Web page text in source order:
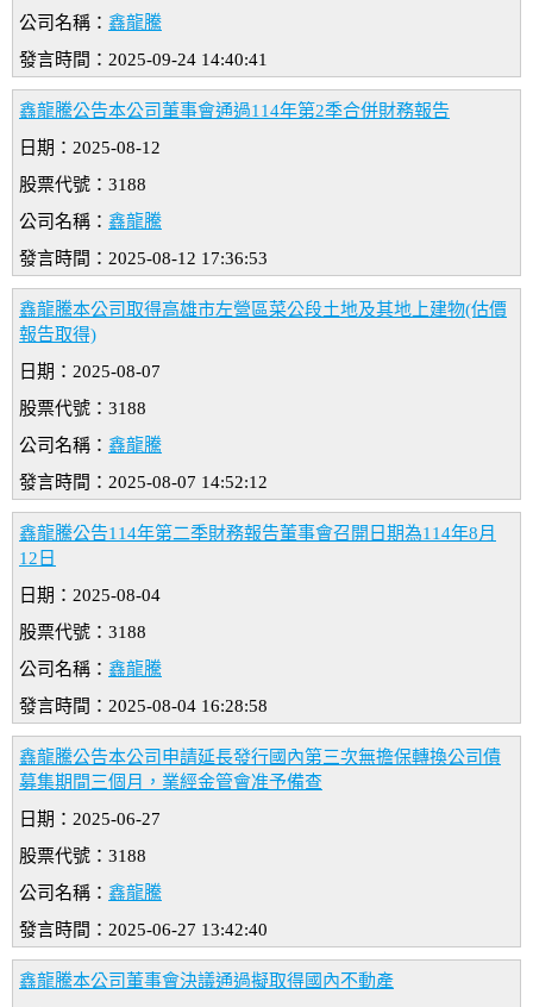
公司名稱： 鑫龍騰
發言時間：2025-09-24 14:40:41
鑫龍騰公告本公司董事會通過114年第2季合併財務報告
日期：2025-08-12
股票代號：3188
公司名稱： 鑫龍騰
發言時間：2025-08-12 17:36:53
鑫龍騰本公司取得高雄市左營區菜公段土地及其地上建物(估價
報告取得)
日期：2025-08-07
股票代號：3188
公司名稱： 鑫龍騰
發言時間：2025-08-07 14:52:12
鑫龍騰公告114年第二季財務報告董事會召開日期為114年8月
12日
日期：2025-08-04
股票代號：3188
公司名稱： 鑫龍騰
發言時間：2025-08-04 16:28:58
鑫龍騰公告本公司申請延長發行國內第三次無擔保轉換公司債
募集期間三個月，業經金管會准予備查
日期：2025-06-27
股票代號：3188
公司名稱： 鑫龍騰
發言時間：2025-06-27 13:42:40
鑫龍騰本公司董事會決議通過擬取得國內不動產